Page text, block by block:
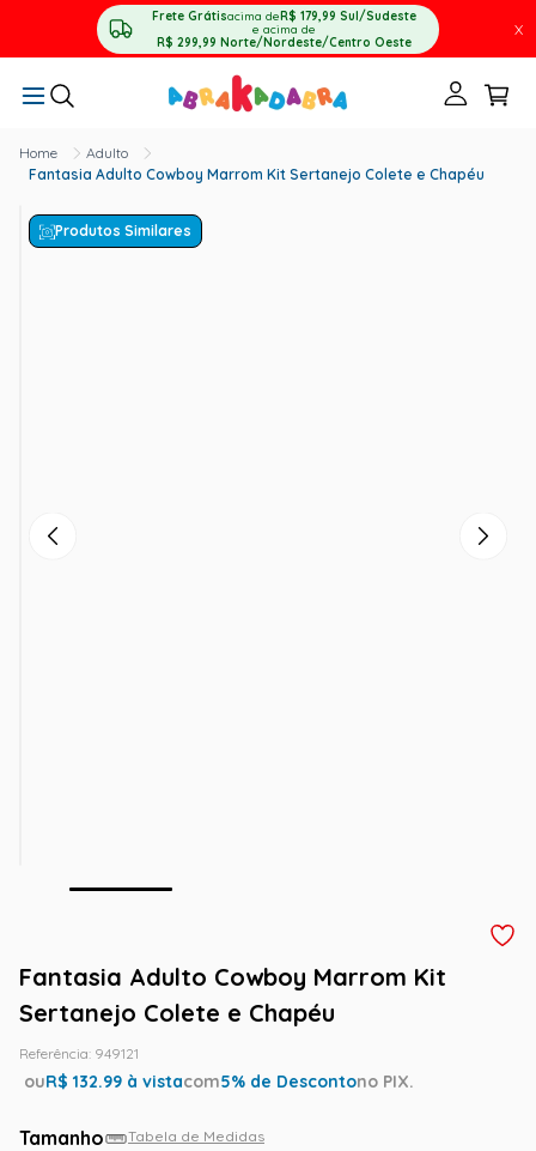
Frete Grátisacima deR$ 179,99 Sul/Sudeste
e acima de
R$ 299,99 Norte/Nordeste/Centro Oeste
X
Adulto
Fantasia Adulto Cowboy Marrom Kit Sertanejo Colete e Chapéu
Produtos Similares
Fantasia Adulto Cowboy Marrom Kit
Sertanejo Colete e Chapéu
Referência: 949121
ouR$ 132.99 à vistacom5% de Descontono PIX.
Tamanho Tabela de Medidas